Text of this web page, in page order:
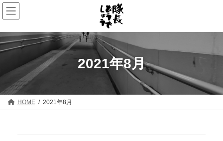
コ
ン
テ
ン
ツ
へ
ナ
ビ
ゲ
ー
シ
ョ
2021年8月
HOME 2021年8月